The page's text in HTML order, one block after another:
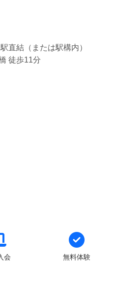
直結（または駅構内）
徒歩11分
会 無料体験